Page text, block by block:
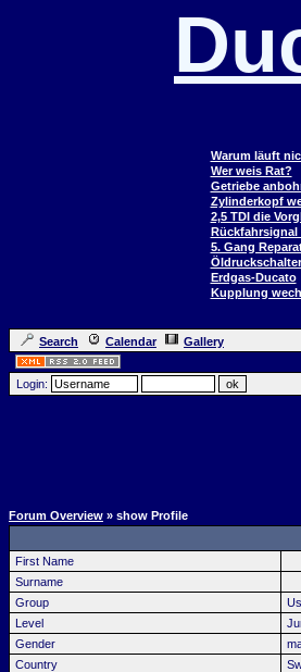
Warum läuft
Wer weis Rat?
Getriebe
Zylinderkopf
2,5 TDI die
Rückfahrsignal
5. Gang
Erdgas-Ducato
Kupplung
Search Calendar
Gallery
Login:
Forum Overview » show Profile
First Name
Surname
Group
Level
Gender
Country